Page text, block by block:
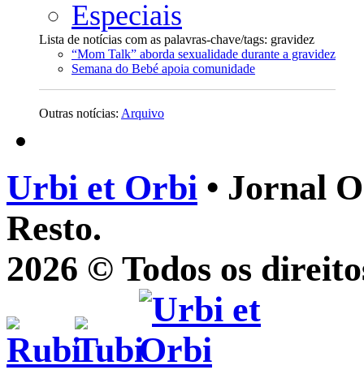
Especiais
Lista de notícias com as palavras-chave/tags: gravidez
“Mom Talk” aborda sexualidade durante a gravidez
Semana do Bebé apoia comunidade
Outras notícias: Arquivo
Urbi et Orbi • Jornal
Resto.
2026 © Todos os